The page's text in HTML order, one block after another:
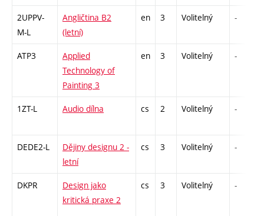
2UPPV-
M-L
Angličtina B2
(letní)
en 3 Volitelný -
ATP3
Applied
Technology of
Painting 3
en 3 Volitelný -
1ZT-L Audio dílna cs 2 Volitelný -
DEDE2-L
Dějiny designu 2 -
letní
cs 3 Volitelný -
DKPR
Design jako
kritická praxe 2
cs 3 Volitelný -